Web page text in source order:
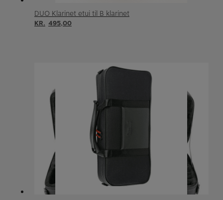
DUO Klarinet etui til B klarinet
KR. 495,00